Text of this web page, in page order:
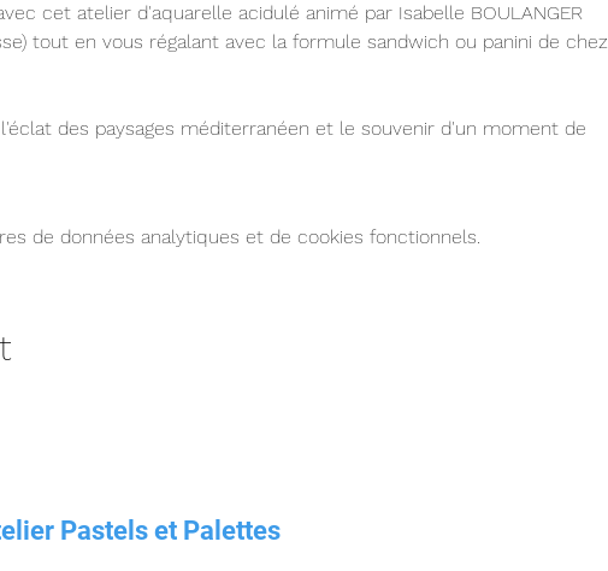
cet atelier d'aquarelle acidulé animé par Isabelle BOULANGER
tout en vous régalant avec la formule sandwich ou panini de chez
des paysages méditerranéen et le souvenir d'un moment de
de données analytiques et de cookies fonctionnels.
Pastels et Palettes